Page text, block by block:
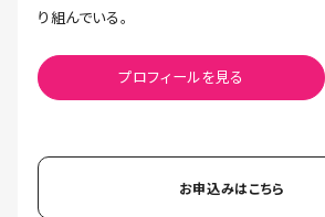
お申込みはこちら
り組んでいる。
プロフィールを見る